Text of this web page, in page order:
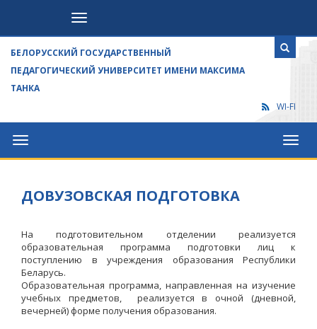
Посетителям
БЕЛОРУССКИЙ ГОСУДАРСТВЕННЫЙ
ПЕДАГОГИЧЕСКИЙ УНИВЕРСИТЕТ ИМЕНИ МАКСИМА
ТАНКА
WI-FI
Университет
ДОВУЗОВСКАЯ ПОДГОТОВКА
На подготовительном отделении реализуется
образовательная программа подготовки лиц к
поступлению в учреждения образования Республики
Беларусь.
Образовательная программа, направленная на изучение
учебных предметов, реализуется в очной (дневной,
вечерней) форме получения образования.